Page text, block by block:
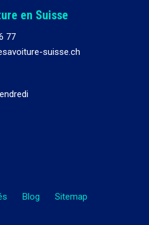
en Suisse
77
suisse.ch
Blog Sitemap